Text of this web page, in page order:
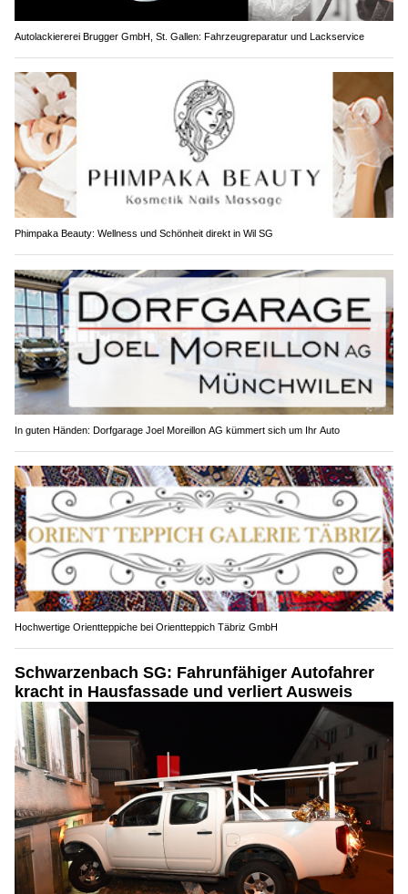
Autolackiererei Brugger GmbH, St. Gallen: Fahrzeugreparatur und Lackservice
Phimpaka Beauty: Wellness und Schönheit direkt in Wil SG
In guten Händen: Dorfgarage Joel Moreillon AG kümmert sich um Ihr Auto
Hochwertige Orientteppiche bei Orientteppich Täbriz GmbH
Schwarzenbach SG: Fahrunfähiger Autofahrer
kracht in Hausfassade und verliert Ausweis